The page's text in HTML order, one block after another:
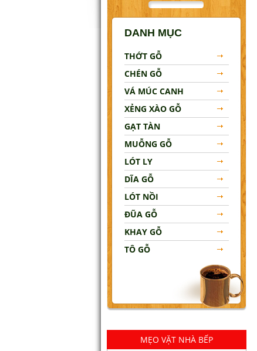
DANH MỤC
THỚT GỖ
CHÉN GỖ
VÁ MÚC CANH
XẺNG XÀO GỖ
GẠT TÀN
MUỖNG GỖ
LÓT LY
DĨA GỖ
LÓT NỒI
ĐŨA GỖ
KHAY GỖ
TÔ GỖ
MẸO VẶT NHÀ BẾP